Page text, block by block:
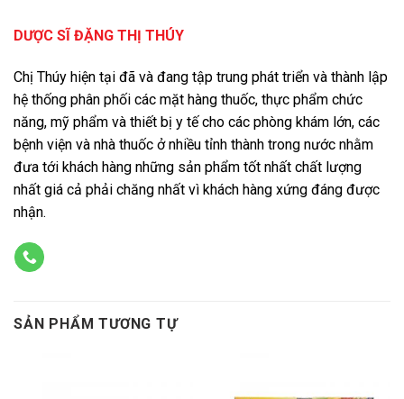
DƯỢC SĨ ĐẶNG THỊ THÚY
Chị Thúy hiện tại đã và đang tập trung phát triển và thành lập
hệ thống phân phối các mặt hàng thuốc, thực phẩm chức
năng, mỹ phẩm và thiết bị y tế cho các phòng khám lớn, các
bệnh viện và nhà thuốc ở nhiều tỉnh thành trong nước nhằm
đưa tới khách hàng những sản phẩm tốt nhất chất lượng
nhất giá cả phải chăng nhất vì khách hàng xứng đáng được
nhận.
SẢN PHẨM TƯƠNG TỰ